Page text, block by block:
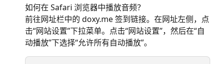
如何在 Safari 浏览器中播放音频？
前往网址栏中的 doxy.me 签到链接。在网址左侧，点
击“网站设置”下拉菜单。点击“网站设置”，然后在“自
动播放”下选择“允许所有自动播放”。